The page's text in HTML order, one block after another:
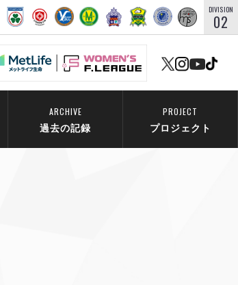
DIVISION
02
ARCHIVE
過去の記録
PROJECT
プロジェクト